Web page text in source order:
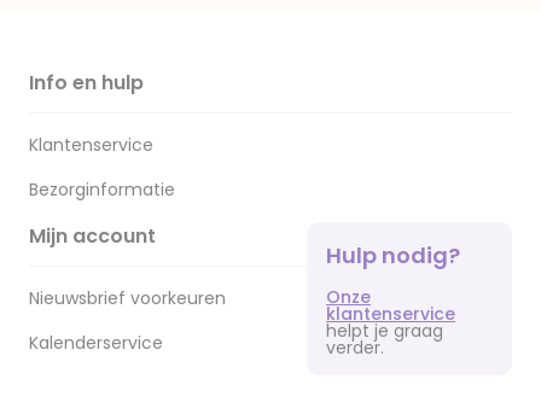
Info en hulp
Klantenservice
Bezorginformatie
Mijn account
Nieuwsbrief voorkeuren
Kalenderservice
Hulp nodig?
Onze
klantenservice
helpt je graag
verder.